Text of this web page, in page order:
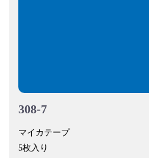
308-7
マイカテープ
5枚入り